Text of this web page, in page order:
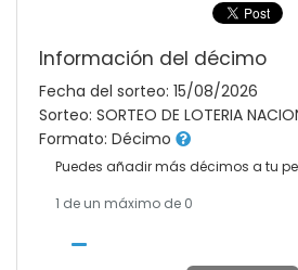
Información del décimo
Fecha del sorteo: 15/08/2026
Sorteo: SORTEO DE LOTERIA
Formato: Décimo
Puedes añadir más décimos a tu
1 de un máximo de 0